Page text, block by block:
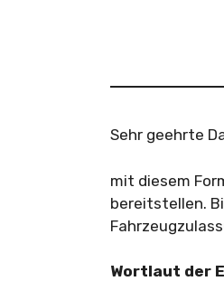
Sehr geehrte
mit diesem
bereitstellen.
Wortlaut der